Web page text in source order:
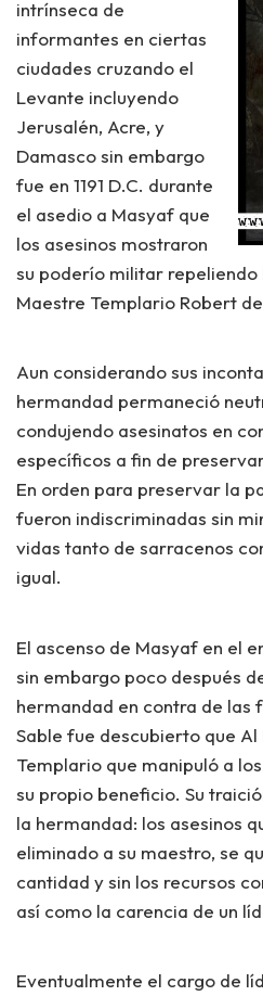
intrínseca de
informantes en ciertas
ciudades cruzando el
Levante incluyendo
Jerusalén, Acre, y
Damasco sin embargo
fue en 1191 D.C. durante
el asedio a Masyaf que
los asesinos mostraron
su poderío militar repeliendo
Maestre Templario Robert
Aun considerando sus
hermandad permaneció
condujendo asesinatos en
específicos a fin de
En orden para preservar la
fueron indiscriminadas sin
vidas tanto de sarracenos
igual.
El ascenso de Masyaf en el
sin embargo poco después
hermandad en contra de las
Sable fue descubierto que
Templario que manipuló a
su propio beneficio. Su
la hermandad: los asesinos
eliminado a su maestro, se
cantidad y sin los recursos
así como la carencia de un
Eventualmente el cargo de